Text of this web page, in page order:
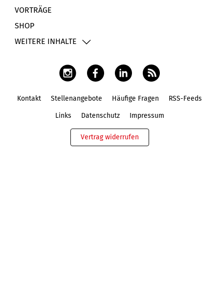
VORTRÄGE
SHOP
WEITERE INHALTE
Kontakt Stellenangebote Häufige Fragen RSS-Feeds
Links Datenschutz Impressum
Vertrag widerrufen